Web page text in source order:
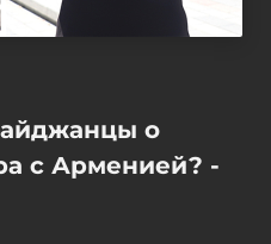
о
с Арменией? -